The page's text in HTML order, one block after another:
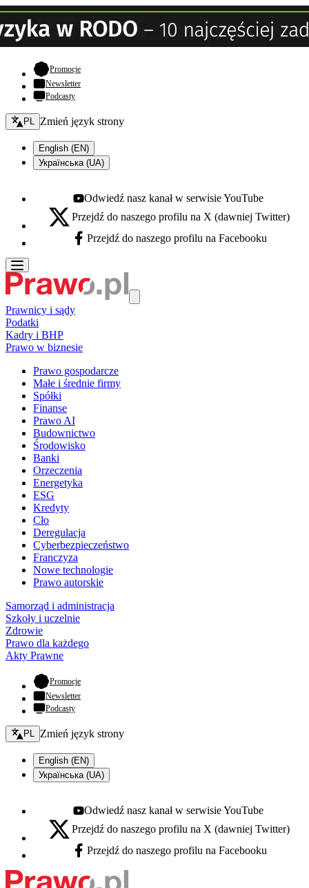
Promocje- otwiera się w nowej karcie
Newsletter
Podcasty
Zmień język - bieżący:
PL Zmień język strony
English (EN)
Українська (UA)
Youtube - otwiera się w nowej karcie
Odwiedź nasz kanał w serwisie YouTube
X - otwiera się w nowej karcie
Przejdź do naszego profilu na X (dawniej Twitter)
Facebook - otwiera się w nowej karcie
Przejdź do naszego profilu na Facebooku
Prawnicy i sądy
Podatki
Kadry i BHP
Prawo w biznesie
Prawo gospodarcze
Małe i średnie firmy
Spółki
Finanse
Prawo AI
Budownictwo
Środowisko
Banki
Orzeczenia
Energetyka
ESG
Kredyty
Cło
Deregulacja
Cyberbezpieczeństwo
Franczyza
Nowe technologie
Prawo autorskie
Samorząd i administracja
Szkoły i uczelnie
Zdrowie
Prawo dla każdego
Akty Prawne
Promocje- otwiera się w nowej karcie
Newsletter
Podcasty
Zmień język - bieżący:
PL Zmień język strony
English (EN)
Українська (UA)
Youtube - otwiera się w nowej karcie
Odwiedź nasz kanał w serwisie YouTube
X - otwiera się w nowej karcie
Przejdź do naszego profilu na X (dawniej Twitter)
Facebook - otwiera się w nowej karcie
Przejdź do naszego profilu na Facebooku